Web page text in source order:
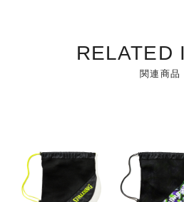
RELATED
関連商品